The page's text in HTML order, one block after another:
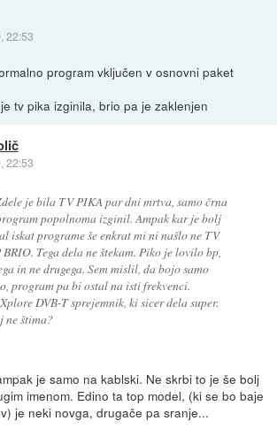
22:53
program vključen v osnovni paket
tv pika izginila, brio pa je zaklenjen
22:53
je bila TV PIKA par dni mrtva, samo črna
popolnoma izginil. Ampak kar je bolj
iskat programe še enkrat mi ni našlo ne TV
Tega dela ne štekam. Piko je lovilo bp,
in ne drugega. Sem mislil, da bojo samo
program pa bi ostal na isti frekvenci.
DVB-T sprejemnik, ki sicer dela super.
ne štima?
je samo na kablski. Ne skrbi to je še bolj
imenom. Edino ta top model, (ki se bo baje
je neki novga, drugače pa sranje...